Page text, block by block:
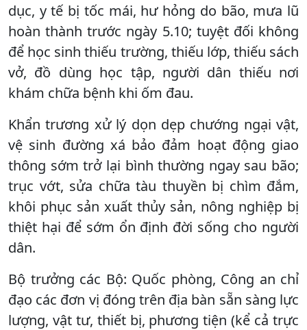
dục, y tế bị tốc mái, hư hỏng do bão, mưa lũ
hoàn thành trước ngày 5.10; tuyệt đối không
để học sinh thiếu trường, thiếu lớp, thiếu sách
vở, đồ dùng học tập, người dân thiếu nơi
khám chữa bệnh khi ốm đau.
Khẩn trương xử lý dọn dẹp chướng ngại vật,
vệ sinh đường xá bảo đảm hoạt động giao
thông sớm trở lại bình thường ngay sau bão;
trục vớt, sửa chữa tàu thuyền bị chìm đắm,
khôi phục sản xuất thủy sản, nông nghiệp bị
thiệt hại để sớm ổn định đời sống cho người
dân.
Bộ trưởng các Bộ: Quốc phòng, Công an chỉ
đạo các đơn vị đóng trên địa bàn sẵn sàng lực
lượng, vật tư, thiết bị, phương tiện (kể cả trực